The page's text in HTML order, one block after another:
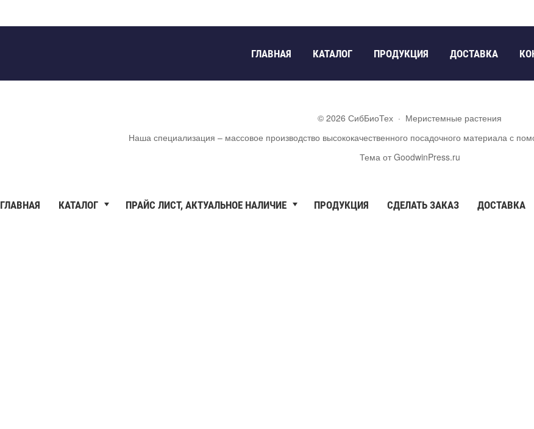
ГЛАВНАЯ КАТАЛОГ ПРОДУКЦИЯ ДОСТАВКА
© 2026 СибБиоТех · Меристемные растения
Наша специализация – массовое производство высококачественного посадочного материала с
Тема от GoodwinPress.ru
ГЛАВНАЯ КАТАЛОГ ПРАЙС ЛИСТ, АКТУАЛЬНОЕ НАЛИЧИЕ ПРОДУКЦИЯ СДЕЛАТЬ ЗАКАЗ ДОСТАВКА